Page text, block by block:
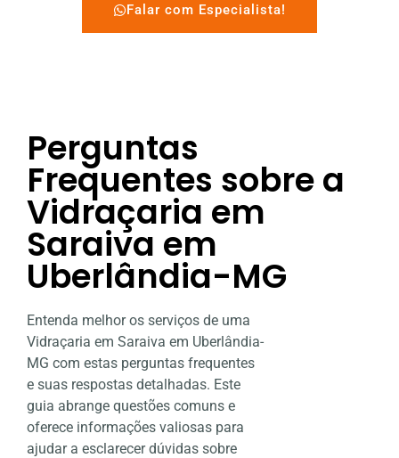
Falar com Especialista!
Perguntas
Frequentes sobre a
Vidraçaria em
Saraiva em
Uberlândia-MG
Entenda melhor os serviços de uma
Vidraçaria em Saraiva em Uberlândia-
MG com estas perguntas frequentes
e suas respostas detalhadas. Este
guia abrange questões comuns e
oferece informações valiosas para
ajudar a esclarecer dúvidas sobre